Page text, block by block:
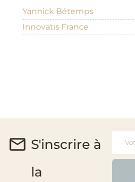
Yannick Bétemps
Innovatis France
S'inscrire à
la